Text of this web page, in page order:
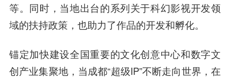
等。同时，当地出台的系列关于科幻影视开发领
域的扶持政策，也助力了作品的开发和孵化。
锚定加快建设全国重要的文化创意中心和数字文
创产业集聚地，当成都“超级IP”不断走向世界，在